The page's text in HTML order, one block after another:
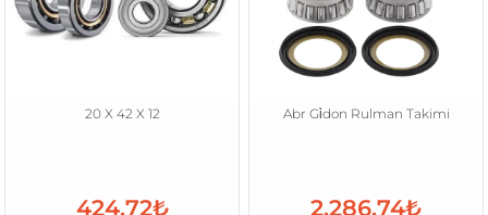
20 X 42 X 12
424,72₺
Abr Gi̇don Rulman Takimi
2.286,74₺